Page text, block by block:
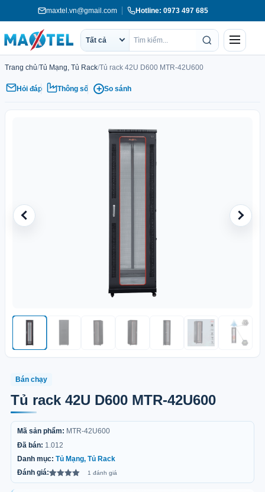
dung
maxtel.vn@gmail.com Hotline: 0973 497 685
Phạm
tìm
kiếm
Tất cả
Tìm
Menu
Trang chủ/Tủ Mạng, Tủ Rack/Tủ rack 42U D600 MTR-42U600
Hỏi đáp Thông số + So sánh
Bán chạy
Tủ rack 42U D600 MTR-42U600
Mã sản phẩm: MTR-42U600
Đã bán: 1.012
Danh mục: Tủ Mạng, Tủ Rack
Đánh giá:
5.00trên 5
1
1 đánh giá